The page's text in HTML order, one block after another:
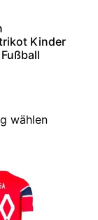
Kinder
wählen